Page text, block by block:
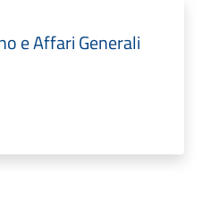
e Affari Generali